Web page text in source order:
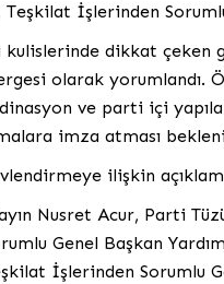
Teşkilat İşlerinden
kulislerinde dikkat çeken
olarak yorumlandı.
ve parti içi
imza atması
ilişkin
Nusret Acur, Parti
Genel Başkan
İşlerinden Sorumlu